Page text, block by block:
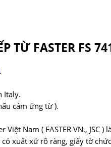
TỪ FASTER FS
.
Italy.
cảm ứng từ ).
Nam ( FASTER VN.,
xuất xứ rõ ràng, giấy tờ